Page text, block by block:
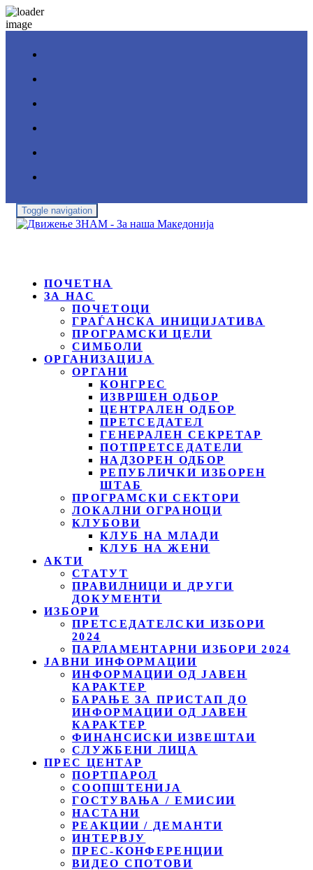
Toggle navigation
ПОЧЕТНА
ЗА НАС
ПОЧЕТОЦИ
ГРАЃАНСКА ИНИЦИЈАТИВА
ПРОГРАМСКИ ЦЕЛИ
СИМБОЛИ
ОРГАНИЗАЦИЈА
ОРГАНИ
КОНГРЕС
ИЗВРШЕН ОДБОР
ЦЕНТРАЛЕН ОДБОР
ПРЕТСЕДАТЕЛ
ГЕНЕРАЛЕН СЕКРЕТАР
ПОТПРЕТСЕДАТЕЛИ
НАДЗОРЕН ОДБОР
РЕПУБЛИЧКИ ИЗБОРЕН
ШТАБ
ПРОГРАМСКИ СЕКТОРИ
ЛОКАЛНИ ОГРАНОЦИ
КЛУБОВИ
КЛУБ НА МЛАДИ
КЛУБ НА ЖЕНИ
АКТИ
СТАТУТ
ПРАВИЛНИЦИ И ДРУГИ
ДОКУМЕНТИ
ИЗБОРИ
ПРЕТСЕДАТЕЛСКИ ИЗБОРИ
2024
ПАРЛАМЕНТАРНИ ИЗБОРИ 2024
ЈАВНИ ИНФОРМАЦИИ
ИНФОРМАЦИИ ОД ЈАВЕН
КАРАКТЕР
БАРАЊЕ ЗА ПРИСТАП ДО
ИНФОРМАЦИИ ОД ЈАВЕН
КАРАКТЕР
ФИНАНСИСКИ ИЗВЕШТАИ
СЛУЖБЕНИ ЛИЦА
ПРЕС ЦЕНТАР
ПОРТПАРОЛ
СООПШТЕНИЈА
ГОСТУВАЊА / ЕМИСИИ
НАСТАНИ
РЕАКЦИИ / ДЕМАНТИ
ИНТЕРВЈУ
ПРЕС-КОНФЕРЕНЦИИ
ВИДЕО СПОТОВИ